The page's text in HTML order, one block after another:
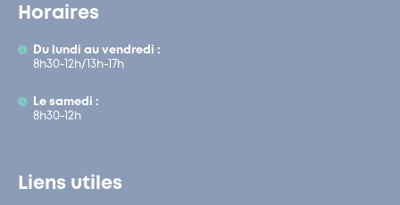
Horaires
Du lundi au vendredi :
8h30-12h/13h-17h
Le samedi :
8h30-12h
Liens utiles